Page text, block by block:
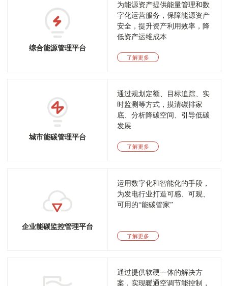
综合能源管理平台
为能源资产提供能量管理和数
字化运营服务，保障能源资产
安全，提升资产利用效率，降
低资产运维成本
了解更多
城市能碳管理平台
通过规划定额、目标追踪、实
时监测等方式，摸清碳排家
底、分析降碳空间、引导低碳
发展
了解更多
企业能碳监控管理平台
运用数字化和智能化的手段，
为发电行业打造可感、可观、
可用的“能碳管家”
了解更多
通过提供软硬一体的解决方
案，实现暖通空调节能控制，